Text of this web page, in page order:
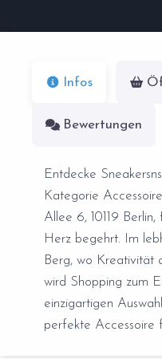
Infos
Bewertungen
Entdecke
Kategorie
Allee 6, 10119
Herz begehrt. Im
Berg, wo Kreativität
wird Shopping zum
einzigartigen
perfekte Accessoire